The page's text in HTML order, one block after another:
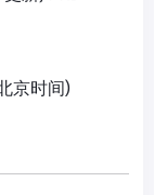
京时间)